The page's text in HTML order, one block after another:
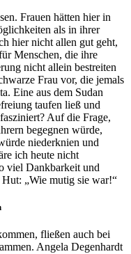
Frauen hätten hier in
als in ihrer
hier nicht allen gut geht,
Menschen, die ihre
nicht allein bestreiten
Frau vor, die jemals
Eine aus dem Sudan
taufen ließ und
Auf die Frage,
begegnen würde,
niederknien und
ich heute nicht
viel Dankbarkeit und
„Wie mutig sie war!“
fließen auch bei
Angela Degenhardt